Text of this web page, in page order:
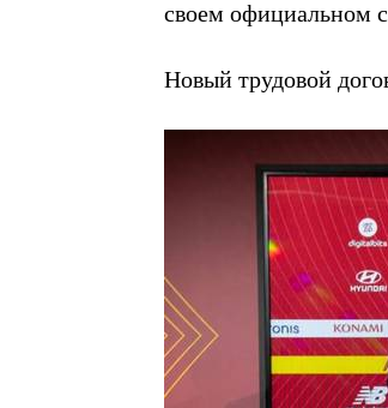
своем официальном
Новый трудовой